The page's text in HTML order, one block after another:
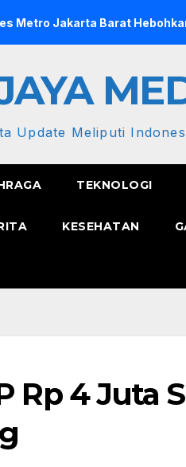
Barat Hebohkan Pagi
Update Meliputi
TEKNOLOGI
KESEHATAN
Rp 4 Juta